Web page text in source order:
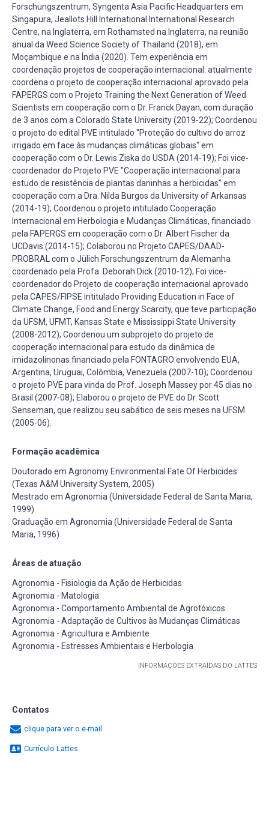
Forschungszentrum, Syngenta Asia Pacific Headquarters em
Singapura, Jeallots Hill International International Research
Centre, na Inglaterra, em Rothamsted na Inglaterra, na reunião
anual da Weed Science Society of Thailand (2018), em
Moçambique e na Índia (2020). Tem experiência em
coordenação projetos de cooperação internacional: atualmente
coordena o projeto de cooperação internacional aprovado pela
FAPERGS com o Projeto Training the Next Generation of Weed
Scientists em cooperação com o Dr. Franck Dayan, com duração
de 3 anos com a Colorado State University (2019-22); Coordenou
o projeto do edital PVE intitulado "Proteção do cultivo do arroz
irrigado em face às mudanças climáticas globais" em
cooperação com o Dr. Lewis Ziska do USDA (2014-19); Foi vice-
coordenador do Projeto PVE "Cooperação internacional para
estudo de resistência de plantas daninhas a herbicidas" em
cooperação com a Dra. Nilda Burgos da University of Arkansas
(2014-19); Coordenou o projeto intitulado Cooperação
Internacional em Herbologia e Mudanças Climáticas, financiado
pela FAPERGS em cooperação com o Dr. Albert Fischer da
UCDavis (2014-15); Colaborou no Projeto CAPES/DAAD-
PROBRAL com o Jülich Forschungszentrum da Alemanha
coordenado pela Profa. Deborah Dick (2010-12); Foi vice-
coordenador do Projeto de cooperação internacional aprovado
pela CAPES/FIPSE intitulado Providing Education in Face of
Climate Change, Food and Energy Scarcity, que teve participação
da UFSM, UFMT, Kansas State e Mississippi State University
(2008-2012); Coordenou um subprojeto do projeto de
cooperação internacional para estudo da dinâmica de
imidazolinonas financiado pela FONTAGRO envolvendo EUA,
Argentina, Uruguai, Colômbia, Venezuela (2007-10); Coordenou
o projeto PVE para vinda do Prof. Joseph Massey por 45 dias no
Brasil (2007-08); Elaborou o projeto de PVE do Dr. Scott
Senseman, que realizou seu sabático de seis meses na UFSM
(2005-06).
Formação acadêmica
Doutorado em Agronomy Environmental Fate Of Herbicides
(Texas A&M University System, 2005)
Mestrado em Agronomia (Universidade Federal de Santa Maria,
1999)
Graduação em Agronomia (Universidade Federal de Santa
Maria, 1996)
Áreas de atuação
Agronomia - Fisiologia da Ação de Herbicidas
Agronomia - Matologia
Agronomia - Comportamento Ambiental de Agrotóxicos
Agronomia - Adaptação de Cultivos às Mudanças Climáticas
Agronomia - Agricultura e Ambiente
Agronomia - Estresses Ambientais e Herbologia
INFORMAÇÕES EXTRAÍDAS DO LATTES
Contatos
clique para ver o e-mail
Currículo Lattes